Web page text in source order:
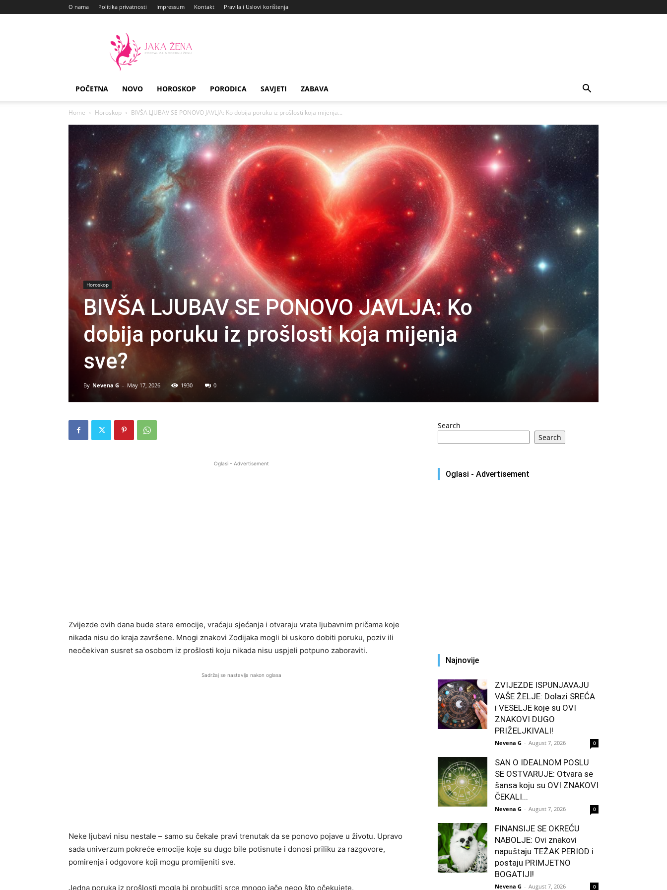
O nama Politika privatnosti Impressum Kontakt Pravila i Uslovi korištenja
Zena
POČETNA NOVO HOROSKOP PORODICA SAVJETI ZABAVA
Home Horoskop BIVŠA LJUBAV SE PONOVO JAVLJA: Ko dobija poruku iz prošlosti koja mijenja...
Horoskop
BIVŠA LJUBAV SE PONOVO JAVLJA: Ko
dobija poruku iz prošlosti koja mijenja
sve?
By Nevena G - May 17, 2026 1930 0
Oglasi - Advertisement
Zvijezde ovih dana bude stare emocije, vraćaju sjećanja i otvaraju vrata ljubavnim pričama koje
nikada nisu do kraja završene. Mnogi znakovi Zodijaka mogli bi uskoro dobiti poruku, poziv ili
neočekivan susret sa osobom iz prošlosti koju nikada nisu uspjeli potpuno zaboraviti.
Sadržaj se nastavlja nakon oglasa
Neke ljubavi nisu nestale – samo su čekale pravi trenutak da se ponovo pojave u životu. Upravo
sada univerzum pokreće emocije koje su dugo bile potisnute i donosi priliku za razgovore,
pomirenja i odgovore koji mogu promijeniti sve.
Jedna poruka iz prošlosti mogla bi probuditi srce mnogo jače nego što očekujete.
Search
Search
Oglasi - Advertisement
Najnovije
ZVIJEZDE ISPUNJAVAJU
VAŠE ŽELJE: Dolazi SREĆA
i VESELJE koje su OVI
ZNAKOVI DUGO
PRIŽELJKIVALI!
Nevena G - August 7, 2026 0
SAN O IDEALNOM POSLU
SE OSTVARUJE: Otvara se
šansa koju su OVI ZNAKOVI
ČEKALI...
Nevena G - August 7, 2026 0
FINANSIJE SE OKREĆU
NABOLJE: Ovi znakovi
napuštaju TEŽAK PERIOD i
postaju PRIMJETNO
BOGATIJI!
Nevena G - August 7, 2026 0